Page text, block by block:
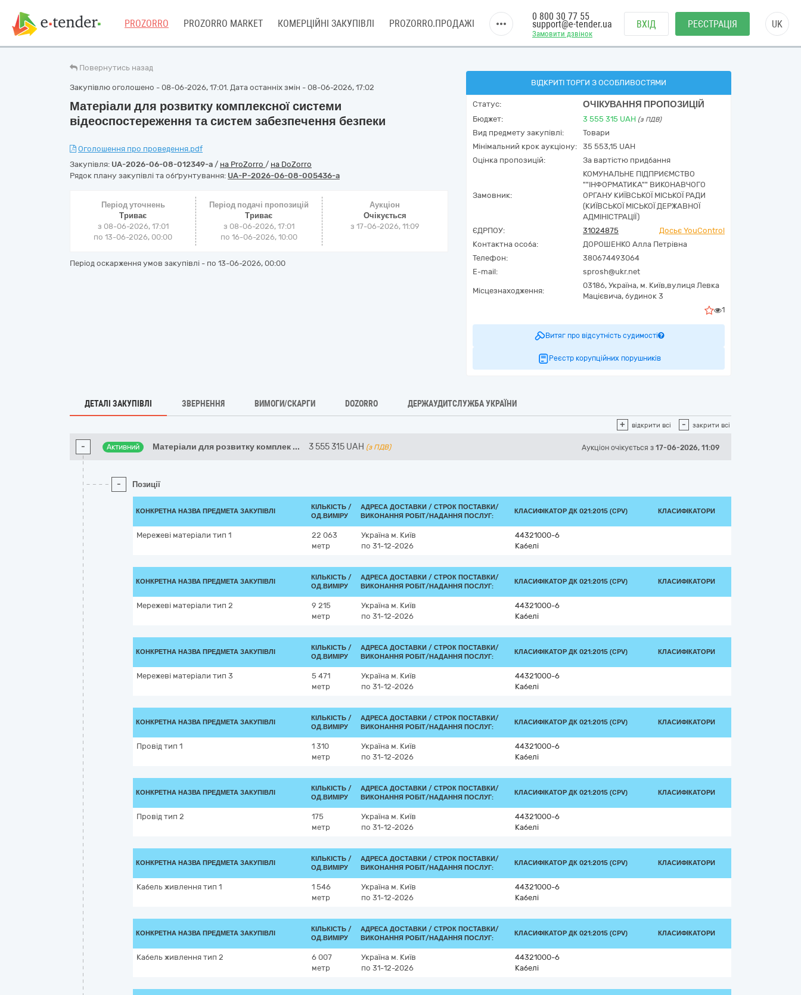
PROZORRO PROZORRO MARKET КОМЕРЦІЙНІ ЗАКУПІВЛІ PROZORRO.ПРОДАЖІ
Замовити дзвінок
0 800 30 77 55
support@e-tender.ua ВХІД РЕЄСТРАЦІЯ UK
Повернутись назад
Закупівлю оголошено - 08-06-2026, 17:01. Дата останніх змін - 08-06-2026, 17:02
Матеріали для розвитку комплексної системи
відеоспостереження та систем забезпечення безпеки
Оголошення про проведення.pdf
Закупівля: UA-2026-06-08-012349-a / на ProZorro / на DoZorro
Рядок плану закупівлі та обґрунтування: UA-P-2026-06-08-005436-a
Період уточнень
Триває
з 08-06-2026, 17:01
по 13-06-2026, 00:00
Період подачі пропозицій
Триває
з 08-06-2026, 17:01
по 16-06-2026, 10:00
Аукціон
Очікується
з 17-06-2026, 11:09
Період оскарження умов закупівлі - по 13-06-2026, 00:00
ВІДКРИТІ ТОРГИ З ОСОБЛИВОСТЯМИ
Статус: ОЧІКУВАННЯ ПРОПОЗИЦІЙ
Бюджет: 3 555 315 UAH (з ПДВ)
Вид предмету закупівлі:
Товари
Мінімальний крок аукціону:
35 553,15 UAH
Оцінка пропозицій:
За вартістю придбання
Замовник:
КОМУНАЛЬНЕ ПІДПРИЄМСТВО
""ІНФОРМАТИКА"" ВИКОНАВЧОГО
ОРГАНУ КИЇВСЬКОЇ МІСЬКОЇ РАДИ
(КИЇВСЬКОЇ МІСЬКОЇ ДЕРЖАВНОЇ
АДМІНІСТРАЦІЇ)
ЄДРПОУ:
31024875
Досьє YouControl
Контактна особа:
ДОРОШЕНКО Алла Петрівна
Телефон:
380674493064
E-mail:
sprosh@ukr.net
Місцезнаходження:
03186, Україна, м. Київ,вулиця Левка
Мацієвича, будинок 3
1
Витяг про відсутність судимості
Реєстр корупційних порушників
ДЕТАЛІ ЗАКУПІВЛІ ЗВЕРНЕННЯ ВИМОГИ/СКАРГИ DOZORRO ДЕРЖАУДИТСЛУЖБА УКРАЇНИ
+ відкрити всі - закрити всі
- Активний Матеріали для розвитку комплек ... 3 555 315 UAH (з ПДВ) Аукціон очікується з 17-06-2026, 11:09
- Позиції
КОНКРЕТНА НАЗВА ПРЕДМЕТА ЗАКУПІВЛІ
КІЛЬКІСТЬ /
ОД.ВИМІРУ
АДРЕСА ДОСТАВКИ / СТРОК ПОСТАВКИ/
ВИКОНАННЯ РОБІТ/НАДАННЯ ПОСЛУГ:
КЛАСИФІКАТОР ДК 021:2015 (CPV) КЛАСИФІКАТОРИ
Мережеві матеріали тип 1
22 063
метр
Україна м. Київ
по 31-12-2026
44321000-6
Кабелі
КОНКРЕТНА НАЗВА ПРЕДМЕТА ЗАКУПІВЛІ
КІЛЬКІСТЬ /
ОД.ВИМІРУ
АДРЕСА ДОСТАВКИ / СТРОК ПОСТАВКИ/
ВИКОНАННЯ РОБІТ/НАДАННЯ ПОСЛУГ:
КЛАСИФІКАТОР ДК 021:2015 (CPV) КЛАСИФІКАТОРИ
Мережеві матеріали тип 2
9 215
метр
Україна м. Київ
по 31-12-2026
44321000-6
Кабелі
КОНКРЕТНА НАЗВА ПРЕДМЕТА ЗАКУПІВЛІ
КІЛЬКІСТЬ /
ОД.ВИМІРУ
АДРЕСА ДОСТАВКИ / СТРОК ПОСТАВКИ/
ВИКОНАННЯ РОБІТ/НАДАННЯ ПОСЛУГ:
КЛАСИФІКАТОР ДК 021:2015 (CPV) КЛАСИФІКАТОРИ
Мережеві матеріали тип 3
5 471
метр
Україна м. Київ
по 31-12-2026
44321000-6
Кабелі
КОНКРЕТНА НАЗВА ПРЕДМЕТА ЗАКУПІВЛІ
КІЛЬКІСТЬ /
ОД.ВИМІРУ
АДРЕСА ДОСТАВКИ / СТРОК ПОСТАВКИ/
ВИКОНАННЯ РОБІТ/НАДАННЯ ПОСЛУГ:
КЛАСИФІКАТОР ДК 021:2015 (CPV) КЛАСИФІКАТОРИ
Провід тип 1
1 310
метр
Україна м. Київ
по 31-12-2026
44321000-6
Кабелі
КОНКРЕТНА НАЗВА ПРЕДМЕТА ЗАКУПІВЛІ
КІЛЬКІСТЬ /
ОД.ВИМІРУ
АДРЕСА ДОСТАВКИ / СТРОК ПОСТАВКИ/
ВИКОНАННЯ РОБІТ/НАДАННЯ ПОСЛУГ:
КЛАСИФІКАТОР ДК 021:2015 (CPV) КЛАСИФІКАТОРИ
Провід тип 2
175
метр
Україна м. Київ
по 31-12-2026
44321000-6
Кабелі
КОНКРЕТНА НАЗВА ПРЕДМЕТА ЗАКУПІВЛІ
КІЛЬКІСТЬ /
ОД.ВИМІРУ
АДРЕСА ДОСТАВКИ / СТРОК ПОСТАВКИ/
ВИКОНАННЯ РОБІТ/НАДАННЯ ПОСЛУГ:
КЛАСИФІКАТОР ДК 021:2015 (CPV) КЛАСИФІКАТОРИ
Кабель живлення тип 1
1 546
метр
Україна м. Київ
по 31-12-2026
44321000-6
Кабелі
КОНКРЕТНА НАЗВА ПРЕДМЕТА ЗАКУПІВЛІ
КІЛЬКІСТЬ /
ОД.ВИМІРУ
АДРЕСА ДОСТАВКИ / СТРОК ПОСТАВКИ/
ВИКОНАННЯ РОБІТ/НАДАННЯ ПОСЛУГ:
КЛАСИФІКАТОР ДК 021:2015 (CPV) КЛАСИФІКАТОРИ
Кабель живлення тип 2
6 007
метр
Україна м. Київ
по 31-12-2026
44321000-6
Кабелі